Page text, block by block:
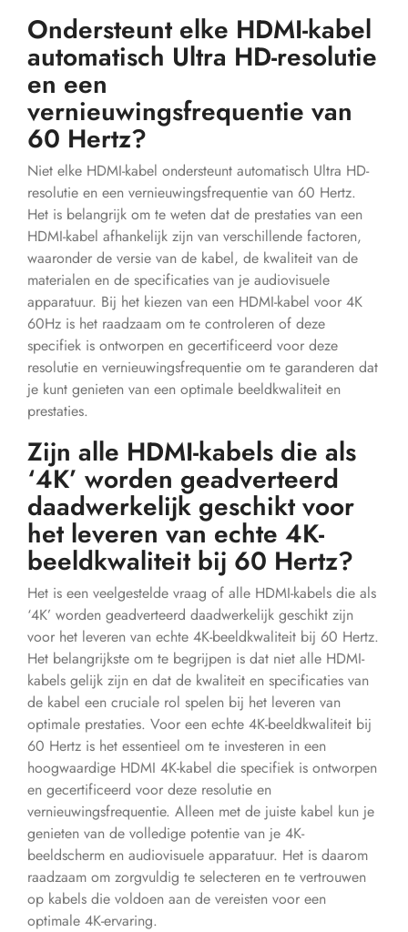
Ondersteunt elke HDMI-kabel
automatisch Ultra HD-resolutie
en een
vernieuwingsfrequentie van
60 Hertz?
Niet elke HDMI-kabel ondersteunt automatisch Ultra HD-
resolutie en een vernieuwingsfrequentie van 60 Hertz.
Het is belangrijk om te weten dat de prestaties van een
HDMI-kabel afhankelijk zijn van verschillende factoren,
waaronder de versie van de kabel, de kwaliteit van de
materialen en de specificaties van je audiovisuele
apparatuur. Bij het kiezen van een HDMI-kabel voor 4K
60Hz is het raadzaam om te controleren of deze
specifiek is ontworpen en gecertificeerd voor deze
resolutie en vernieuwingsfrequentie om te garanderen dat
je kunt genieten van een optimale beeldkwaliteit en
prestaties.
Zijn alle HDMI-kabels die als
‘4K’ worden geadverteerd
daadwerkelijk geschikt voor
het leveren van echte 4K-
beeldkwaliteit bij 60 Hertz?
Het is een veelgestelde vraag of alle HDMI-kabels die als
‘4K’ worden geadverteerd daadwerkelijk geschikt zijn
voor het leveren van echte 4K-beeldkwaliteit bij 60 Hertz.
Het belangrijkste om te begrijpen is dat niet alle HDMI-
kabels gelijk zijn en dat de kwaliteit en specificaties van
de kabel een cruciale rol spelen bij het leveren van
optimale prestaties. Voor een echte 4K-beeldkwaliteit bij
60 Hertz is het essentieel om te investeren in een
hoogwaardige HDMI 4K-kabel die specifiek is ontworpen
en gecertificeerd voor deze resolutie en
vernieuwingsfrequentie. Alleen met de juiste kabel kun je
genieten van de volledige potentie van je 4K-
beeldscherm en audiovisuele apparatuur. Het is daarom
raadzaam om zorgvuldig te selecteren en te vertrouwen
op kabels die voldoen aan de vereisten voor een
optimale 4K-ervaring.